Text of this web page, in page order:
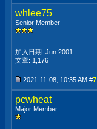
whlee75
Senior Member
加入日期: Jun 2001
文章: 1,176
2021-11-08, 10:35 AM #7
pcwheat
Major Member